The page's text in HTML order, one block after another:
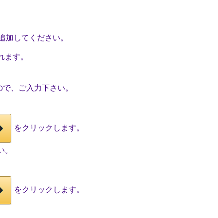
加してください。
す。
、ご入力下さい。
をクリックします。
をクリックします。